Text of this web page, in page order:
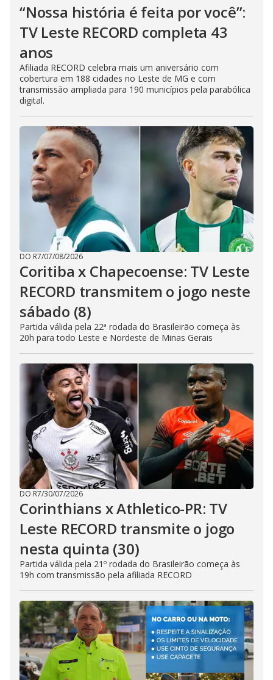
“Nossa história é feita por você”:
TV Leste RECORD completa 43
anos
Afiliada RECORD celebra mais um aniversário com
cobertura em 188 cidades no Leste de MG e com
transmissão ampliada para 190 municípios pela parabólica
digital.
DO R7/07/08/2026
Coritiba x Chapecoense: TV Leste
RECORD transmitem o jogo neste
sábado (8)
Partida válida pela 22ª rodada do Brasileirão começa às
20h para todo Leste e Nordeste de Minas Gerais
DO R7/30/07/2026
Corinthians x Athletico-PR: TV
Leste RECORD transmite o jogo
nesta quinta (30)
Partida válida pela 21º rodada do Brasileirão começa às
19h com transmissão pela afiliada RECORD